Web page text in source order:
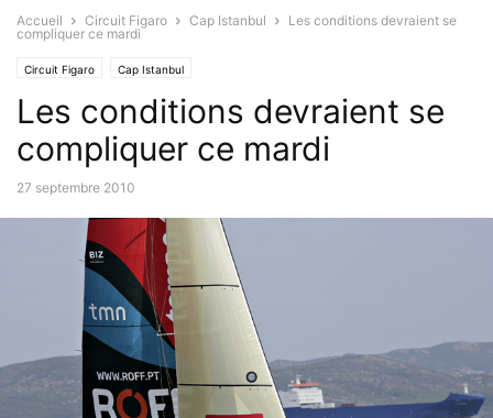
Accueil Circuit Figaro Cap Istanbul
Les conditions devraient se
compliquer ce mardi
Circuit Figaro Cap Istanbul
Les conditions devraient se
compliquer ce mardi
27 septembre 2010